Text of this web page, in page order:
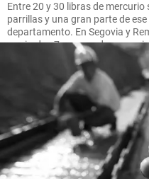
Entre 20 y 30 libras de
parrillas y una gran parte de
departamento. En Segovia y
se pierden 7 gramos de
FOTO MANUEL SALDARRIAGA